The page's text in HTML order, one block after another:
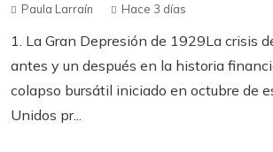
Paula Larraín Hace 3 días
1. La Gran Depresión de 1929La crisis
antes y un después en la historia
colapso bursátil iniciado en octubre de
Unidos pr...